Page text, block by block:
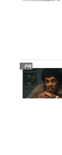
PR